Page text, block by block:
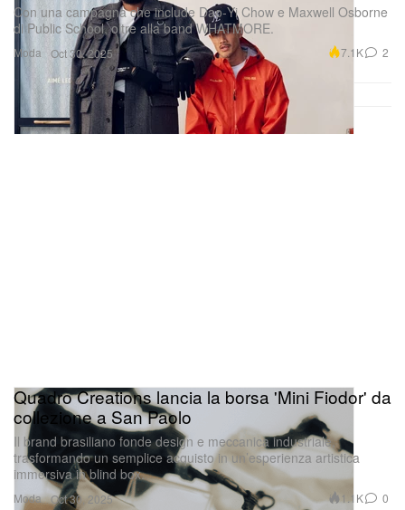
Moda
Con una campagna che include Dao‑Yi Chow e Maxwell Osborne
di Public School, oltre alla band WHATMORE.
Oct 30, 2025 7.1K 2
Moda
Quadro Creations lancia la borsa 'Mini Fiodor' da
collezione a San Paolo
Il brand brasiliano fonde design e meccanica industriale,
trasformando un semplice acquisto in un’esperienza artistica
immersiva in blind box.
Oct 30, 2025 1.1K 0